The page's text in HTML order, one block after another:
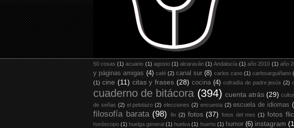
50 cosas (1) acuario (1) agosto (1) alcaraván (1) Andalucía (1) año 2010 (1) año
y páginas amigas (4) café (2) canal sur (8) carlos cano (1) carlosarguiñano
(1) cine (11) citas y frases (28) cocina (4) cofradía de padre jesús (2)
cuaderno de bitácora (394) cuenta atrás (29)
de señas (2) el pelotazo (2) elecciones (2) encuesta (2) escuela de idiomas
filosofía barata (98) fin (2) fotos (37) fotos del mes (1) fotos
horóscopo (1) huelga general (1) huelva (1) huerto (1) humor (6) instagram